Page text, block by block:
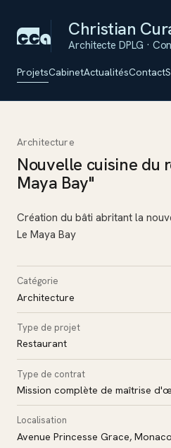
Christian
Architecte DPLG ·
ProjetsCabinetActualitésContact
Architecture
Nouvelle cuisine du
Maya Bay"
Création du bâti abritant la
Le Maya Bay
Catégorie
Architecture
Type de projet
Restaurant
Type de contrat
Mission complète de maîtrise
Localisation
Avenue Princesse Grace, Monaco